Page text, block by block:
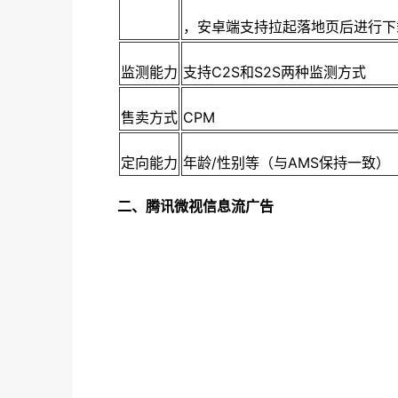
，安卓端支持拉起落地页后进行
监测能力 支持C2S和S2S两种监测方式
售卖方式 CPM
定向能力 年龄/性别等（与AMS保持一致）
二、腾讯微视信息流广告